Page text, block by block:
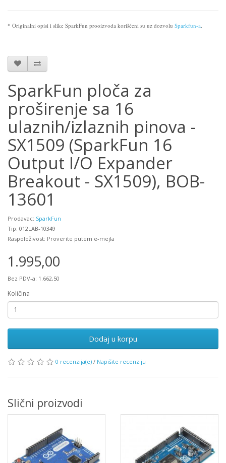
* Originalni opisi i slike SparkFun prooizvoda korišćeni su uz dozvolu Sparkfun-a
SparkFun ploča za
proširenje sa 16
ulaznih/izlaznih pinova -
SX1509 (SparkFun 16
Output I/O Expander
Breakout - SX1509), BOB-
13601
Prodavac: SparkFun
Tip: 012LAB-10349
Raspoloživost: Proverite putem e-mejla
1.995,00
Bez PDV-a: 1.662,50
Količina
Dodaj u korpu
0 recenzija(e) / Napišite recenziju
Slični proizvodi